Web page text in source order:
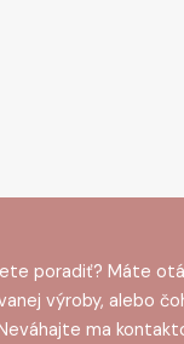
poradiť? Máte
výroby, alebo
ma